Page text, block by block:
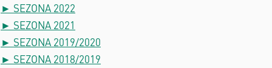
► SEZONA 2022
► SEZONA 2021
► SEZONA 2019/2020
► SEZONA 2018/2019